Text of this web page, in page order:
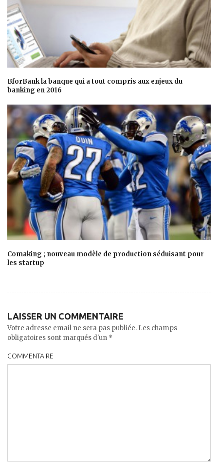
BforBank la banque qui a tout compris aux enjeux du
banking en 2016
Comaking ; nouveau modèle de production séduisant pour
les startup
LAISSER UN COMMENTAIRE
Votre adresse email ne sera pas publiée. Les champs
obligatoires sont marqués d'un *
COMMENTAIRE